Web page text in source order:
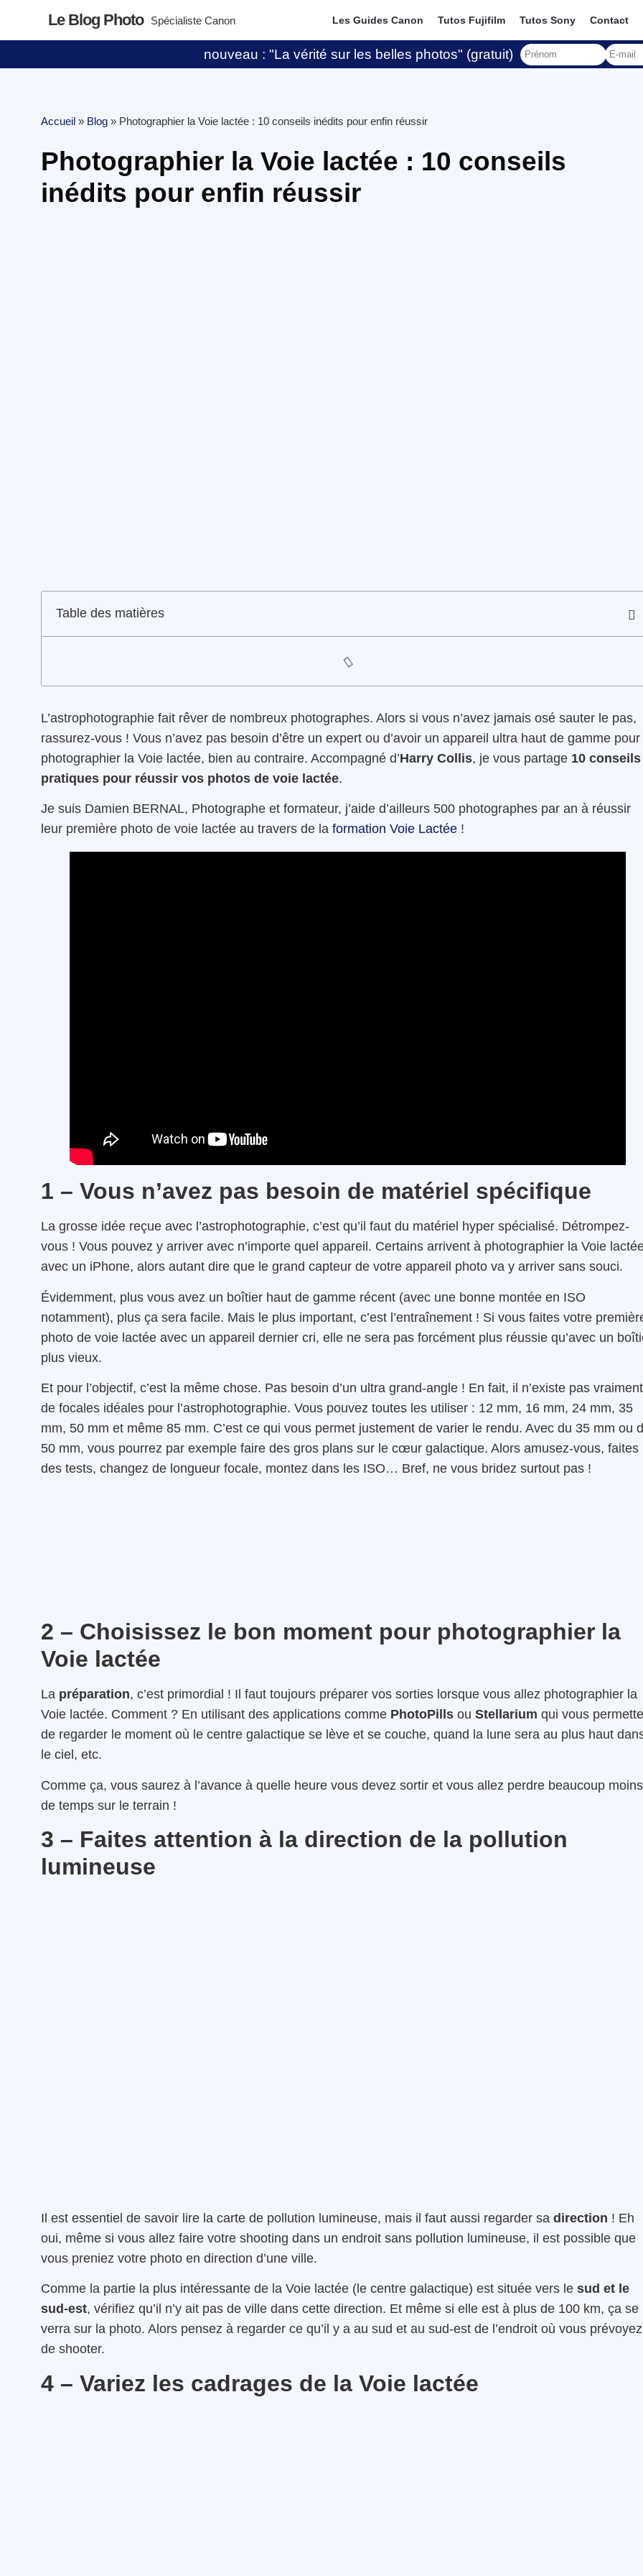
Le Blog Photo Spécialiste Canon Les Guides Canon Tutos Fujifilm Tutos Sony Contact
nouveau : "La vérité sur les belles photos" (gratuit)
Accueil » Blog » Photographier la Voie lactée : 10 conseils inédits pour enfin réussir
Photographier la Voie lactée : 10 conseils
inédits pour enfin réussir
Table des matières
L’astrophotographie fait rêver de nombreux photographes. Alors si vous n’avez jamais osé sauter le pas,
rassurez-vous ! Vous n’avez pas besoin d’être un expert ou d’avoir un appareil ultra haut de gamme pour
photographier la Voie lactée, bien au contraire. Accompagné d’Harry Collis, je vous partage 10 conseils
pratiques pour réussir vos photos de voie lactée.
Je suis Damien BERNAL, Photographe et formateur, j’aide d’ailleurs 500 photographes par an à réussir
leur première photo de voie lactée au travers de la formation Voie Lactée !
1 – Vous n’avez pas besoin de matériel spécifique
La grosse idée reçue avec l’astrophotographie, c’est qu’il faut du matériel hyper spécialisé. Détrompez-
vous ! Vous pouvez y arriver avec n’importe quel appareil. Certains arrivent à photographier la Voie
avec un iPhone, alors autant dire que le grand capteur de votre appareil photo va y arriver sans souci.
Évidemment, plus vous avez un boîtier haut de gamme récent (avec une bonne montée en ISO
notamment), plus ça sera facile. Mais le plus important, c’est l’entraînement ! Si vous faites votre
photo de voie lactée avec un appareil dernier cri, elle ne sera pas forcément plus réussie qu’avec un
plus vieux.
Et pour l’objectif, c’est la même chose. Pas besoin d’un ultra grand-angle ! En fait, il n’existe pas vraiment
de focales idéales pour l’astrophotographie. Vous pouvez toutes les utiliser : 12 mm, 16 mm, 24 mm, 35
mm, 50 mm et même 85 mm. C’est ce qui vous permet justement de varier le rendu. Avec du 35 mm ou
50 mm, vous pourrez par exemple faire des gros plans sur le cœur galactique. Alors amusez-vous, faites
des tests, changez de longueur focale, montez dans les ISO… Bref, ne vous bridez surtout pas !
2 – Choisissez le bon moment pour photographier la
Voie lactée
La préparation, c’est primordial ! Il faut toujours préparer vos sorties lorsque vous allez photographier la
Voie lactée. Comment ? En utilisant des applications comme PhotoPills ou Stellarium qui vous
de regarder le moment où le centre galactique se lève et se couche, quand la lune sera au plus haut
le ciel, etc.
Comme ça, vous saurez à l’avance à quelle heure vous devez sortir et vous allez perdre beaucoup moins
de temps sur le terrain !
3 – Faites attention à la direction de la pollution
lumineuse
Il est essentiel de savoir lire la carte de pollution lumineuse, mais il faut aussi regarder sa direction ! Eh
oui, même si vous allez faire votre shooting dans un endroit sans pollution lumineuse, il est possible que
vous preniez votre photo en direction d’une ville.
Comme la partie la plus intéressante de la Voie lactée (le centre galactique) est située vers le sud et le
sud-est, vérifiez qu’il n’y ait pas de ville dans cette direction. Et même si elle est à plus de 100 km, ça se
verra sur la photo. Alors pensez à regarder ce qu’il y a au sud et au sud-est de l’endroit où vous prévoyez
de shooter.
4 – Variez les cadrages de la Voie lactée